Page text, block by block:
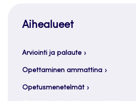
Aihealueet
Arviointi ja palaute
Opettaminen ammattina
Opetusmenetelmät